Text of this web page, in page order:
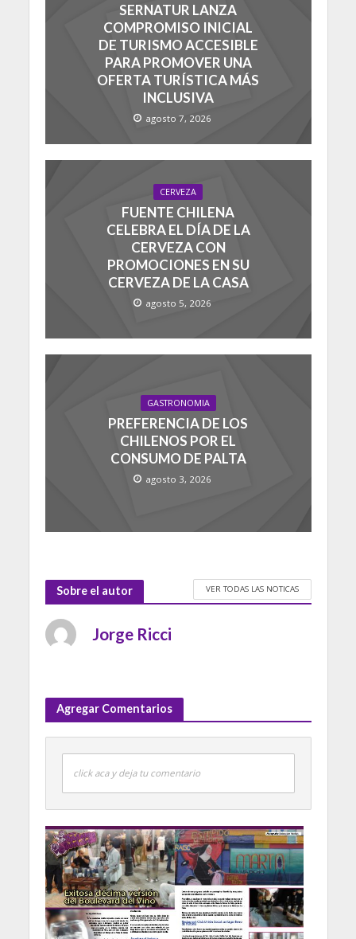
SERNATUR LANZA
COMPROMISO INICIAL
DE TURISMO ACCESIBLE
PARA PROMOVER UNA
OFERTA TURÍSTICA MÁS
INCLUSIVA
agosto 7, 2026
CERVEZA
FUENTE CHILENA
CELEBRA EL DÍA DE LA
CERVEZA CON
PROMOCIONES EN SU
CERVEZA DE LA CASA
agosto 5, 2026
GASTRONOMIA
PREFERENCIA DE LOS
CHILENOS POR EL
CONSUMO DE PALTA
agosto 3, 2026
Sobre el autor VER TODAS LAS NOTICAS
Jorge Ricci
Agregar Comentarios
click aca y deja tu comentario